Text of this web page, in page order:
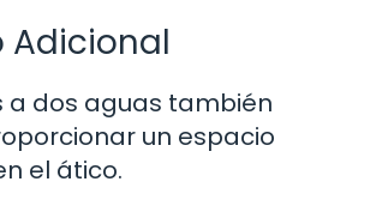
Adicional
a dos aguas también
un espacio
el ático.